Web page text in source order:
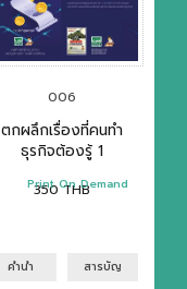
006
ตกผลึกเรื่องที่คนทำ
ธุรกิจต้องรู้ 1
350 THB
Print On Demand
คำนำ สารบัญ